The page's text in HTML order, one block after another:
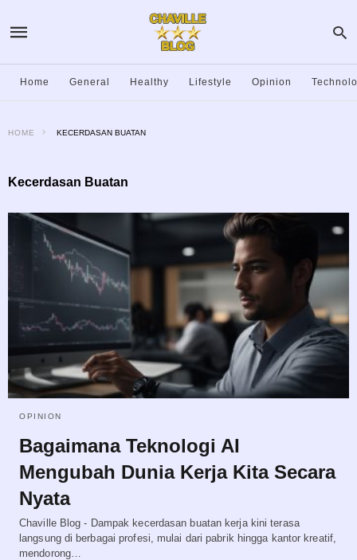
Home General Healthy Lifestyle Opinion
HOME KECERDASAN BUATAN
Kecerdasan Buatan
OPINION
Bagaimana Teknologi AI
Mengubah Dunia Kerja Kita Secara
Nyata
Chaville Blog - Dampak kecerdasan buatan kerja kini terasa
langsung di berbagai profesi, mulai dari pabrik hingga kantor kreatif,
mendorong…